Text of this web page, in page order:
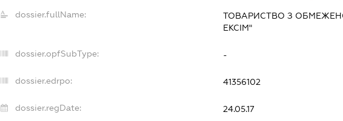
dossier.fullName:
ТОВАРИСТВО З
ЕКСІМ"
dossier.opfSubType: -
dossier.edrpo: 41356102
dossier.regDate: 24.05.17